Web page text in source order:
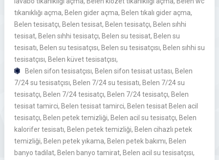
tıkanıklığı açma, Belen gider açma, Belen tıkalı gider açma,
Belen tesisatçı, Belen tesisat, Belen tesisatçı, Belen sıhhi
tesisat, Belen sıhhi tesisatçı, Belen su tesisat, Belen su
tesisatı, Belen su tesisatçısı, Belen su tesisatçısı, Belen sıhhi su
tesisatçısı, Belen küvet tesisatçısı,
Belen sifon tesisatçısı, Belen sifon tesisat ustası, Belen
7/24 su tesisatçısı, Belen 7/24 su tesisatı, Belen 7/24 su
tesisatçı, Belen 7/24 tesisatçı, Belen 7/24 tesisatçı, Belen
tesisat tamirci, Belen tesisat tamirci, Belen tesisat Belen acil
tesisatçı, Belen petek temizliği, Belen acil su tesisatçı, Belen
kalorifer tesisatı, Belen petek temizliği, Belen cihazlı petek
temizliği, Belen petek yıkama, Belen petek bakımı, Belen
banyo tadilat, Belen banyo tamirat, Belen acil su tesisatçısı,